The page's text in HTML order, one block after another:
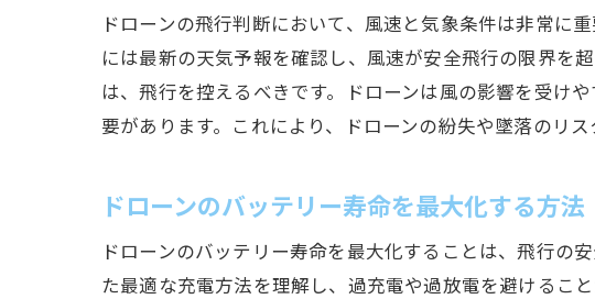
チー
緊急
過去
最新の追
現在
選択
ドローンの飛行判断において、風速と気象条件は非常に
には最新の天気予報を確認し、風速が安全飛行の限界を
は、飛行を控えるべきです。ドローンは風の影響を受け
要があります。これにより、ドローンの紛失や墜落のリス
ドローンのバッテリー寿命を最大化する方法
ドローンのバッテリー寿命を最大化することは、飛行の
た最適な充電方法を理解し、過充電や過放電を避けるこ